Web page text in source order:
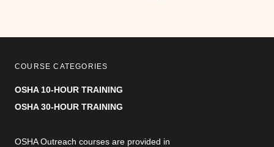
COURSE CATEGORIES
OSHA 10-HOUR TRAINING
OSHA 30-HOUR TRAINING
OSHA Outreach courses are provided in